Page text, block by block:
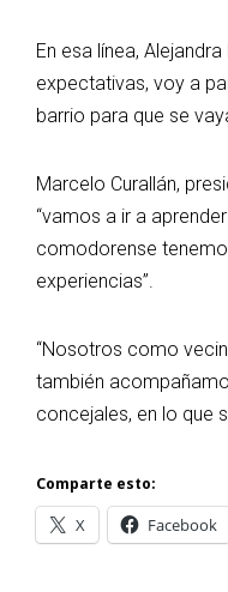
En esa línea,
expectativas, voy a
barrio para que se
Marcelo Curallán,
“vamos a ir a
comodorense
experiencias”.
“Nosotros como
también
concejales, en lo que
Comparte esto:
X Facebook